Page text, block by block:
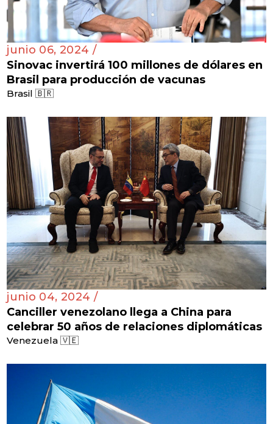
junio 06, 2024 /
Sinovac invertirá 100 millones de dólares en
Brasil para producción de vacunas
Brasil 🇧🇷
junio 04, 2024 /
Canciller venezolano llega a China para
celebrar 50 años de relaciones diplomáticas
Venezuela 🇻🇪